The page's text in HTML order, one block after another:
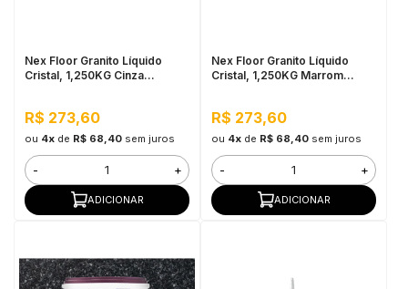
Nex Floor Granito Líquido
Cristal, 1,250KG Cinza
R$ 273,60
ou 4xde R$ 68,40 sem juros
- +
ADICIONAR
Nex Floor Granito Líquido
Cristal, 1,250KG Marrom
R$ 273,60
ou 4xde R$ 68,40 sem juros
- +
ADICIONAR